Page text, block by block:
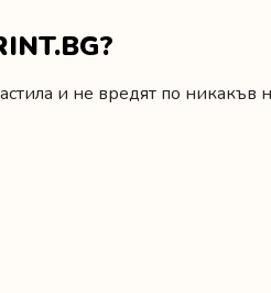
и не вредят по никакъв